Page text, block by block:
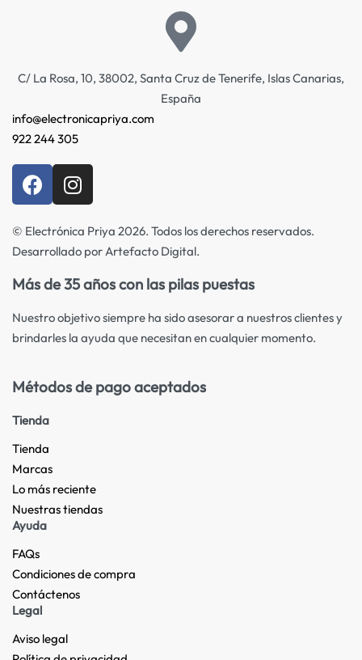
C/ La Rosa, 10, 38002, Santa Cruz de Tenerife, Islas Canarias,
España
info@electronicapriya.com
922 244 305
© Electrónica Priya 2026. Todos los derechos reservados.
Desarrollado por Artefacto Digital.
Más de 35 años con las pilas puestas
Nuestro objetivo siempre ha sido asesorar a nuestros clientes y
brindarles la ayuda que necesitan en cualquier momento.
Métodos de pago aceptados
Tienda
Tienda
Marcas
Lo más reciente​
Nuestras tiendas​
Ayuda
FAQs
Condiciones de compra
Contáctenos
Legal
Aviso legal